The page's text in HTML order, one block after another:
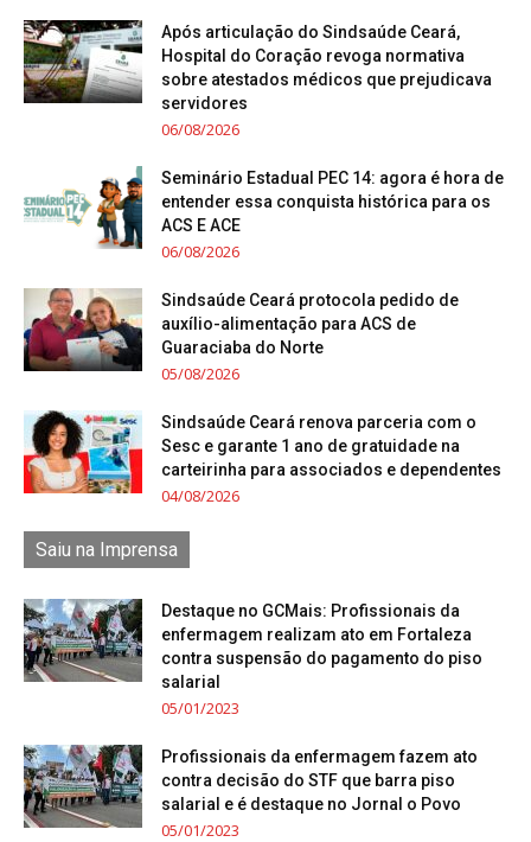
Após articulação do Sindsaúde Ceará,
Hospital do Coração revoga normativa
sobre atestados médicos que prejudicava
servidores
06/08/2026
Seminário Estadual PEC 14: agora é hora de
entender essa conquista histórica para os
ACS E ACE
06/08/2026
Sindsaúde Ceará protocola pedido de
auxílio-alimentação para ACS de
Guaraciaba do Norte
05/08/2026
Sindsaúde Ceará renova parceria com o
Sesc e garante 1 ano de gratuidade na
carteirinha para associados e dependentes
04/08/2026
Saiu na Imprensa
Destaque no GCMais: Profissionais da
enfermagem realizam ato em Fortaleza
contra suspensão do pagamento do piso
salarial
05/01/2023
Profissionais da enfermagem fazem ato
contra decisão do STF que barra piso
salarial e é destaque no Jornal o Povo
05/01/2023